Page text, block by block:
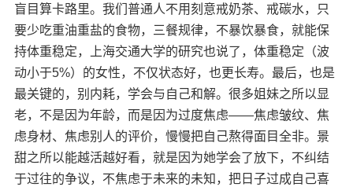
盲目算卡路里。我们普通人不用刻意戒奶茶、戒碳水，只
要少吃重油重盐的食物，三餐规律，不暴饮暴食，就能保
持体重稳定，上海交通大学的研究也说了，体重稳定（波
动小于5%）的女性，不仅状态好，也更长寿。​ 最后，也是
最关键的，别内耗，学会与自己和解。很多姐妹之所以显
老，不是因为年龄，而是因为过度焦虑——焦虑皱纹、焦
虑身材、焦虑别人的评价，慢慢把自己熬得面目全非。景
甜之所以能越活越好看，就是因为她学会了放下，不纠结
于过往的争议，不焦虑于未来的未知，把日子过成自己喜